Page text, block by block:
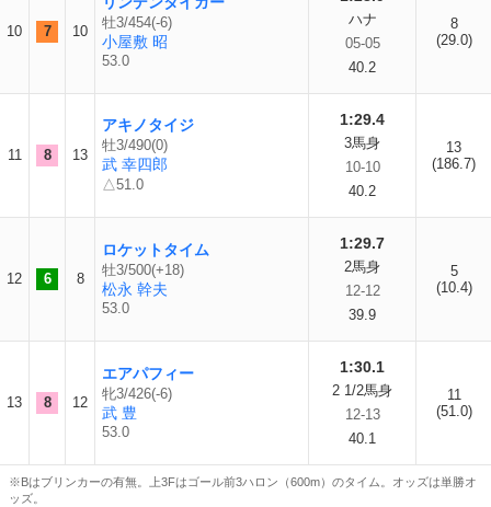
10 7 10
牡3/454(-6)
小屋敷 昭
53.0
ハナ
05-05
40.2
8
(29.0)
11 8 13
アキノタイジ
牡3/490(0)
武 幸四郎
△51.0
1:29.4
3馬身
10-10
40.2
13
(186.7)
12 6 8
ロケットタイム
牡3/500(+18)
松永 幹夫
53.0
1:29.7
2馬身
12-12
39.9
5
(10.4)
13 8 12
エアパフィー
牝3/426(-6)
武 豊
53.0
1:30.1
2 1/2馬身
12-13
40.1
11
(51.0)
※Bはブリンカーの有無。上3Fはゴール前3ハロン（600m）のタイム。オッズは単勝オ
ッズ。